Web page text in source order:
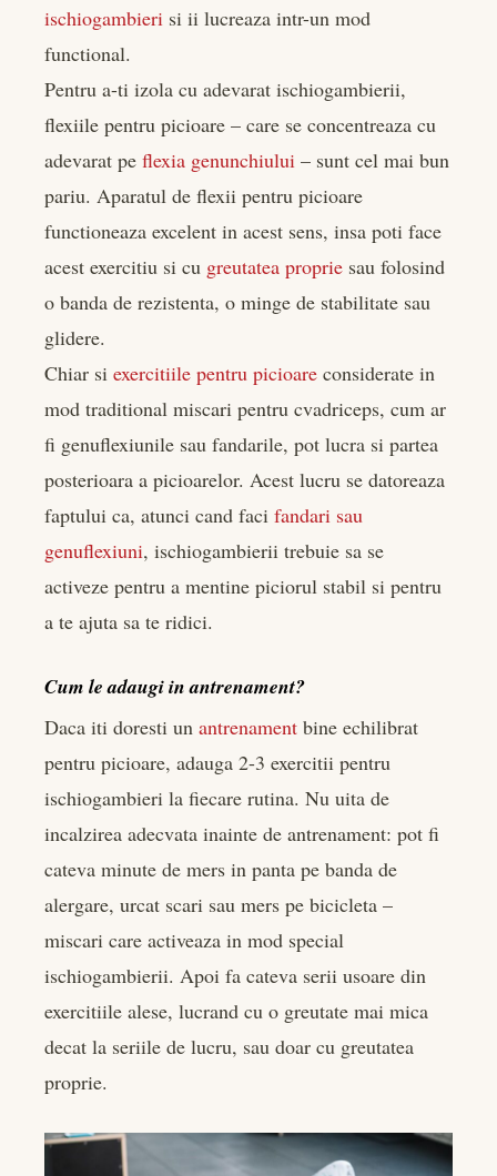
ischiogambieri si ii lucreaza intr-un mod
functional.
Pentru a-ti izola cu adevarat ischiogambierii,
flexiile pentru picioare – care se concentreaza cu
adevarat pe flexia genunchiului – sunt cel mai bun
pariu. Aparatul de flexii pentru picioare
functioneaza excelent in acest sens, insa poti face
acest exercitiu si cu greutatea proprie sau folosind
o banda de rezistenta, o minge de stabilitate sau
glidere.
Chiar si exercitiile pentru picioare considerate in
mod traditional miscari pentru cvadriceps, cum ar
fi genuflexiunile sau fandarile, pot lucra si partea
posterioara a picioarelor. Acest lucru se datoreaza
faptului ca, atunci cand faci fandari sau
genuflexiuni, ischiogambierii trebuie sa se
activeze pentru a mentine piciorul stabil si pentru
a te ajuta sa te ridici.
Cum le adaugi in antrenament?
Daca iti doresti un antrenament bine echilibrat
pentru picioare, adauga 2-3 exercitii pentru
ischiogambieri la fiecare rutina. Nu uita de
incalzirea adecvata inainte de antrenament: pot fi
cateva minute de mers in panta pe banda de
alergare, urcat scari sau mers pe bicicleta –
miscari care activeaza in mod special
ischiogambierii. Apoi fa cateva serii usoare din
exercitiile alese, lucrand cu o greutate mai mica
decat la seriile de lucru, sau doar cu greutatea
proprie.